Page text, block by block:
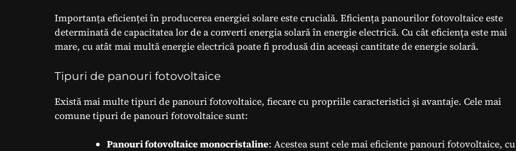
Importanța eficienței în producerea energiei solare este crucială. Eficiența panourilor fotovoltaice este
determinată de capacitatea lor de a converti energia solară în energie electrică. Cu cât eficiența este mai
mare, cu atât mai multă energie electrică poate fi produsă din aceeași cantitate de energie solară.
Tipuri de panouri fotovoltaice
Există mai multe tipuri de panouri fotovoltaice, fiecare cu propriile caracteristici și avantaje. Cele mai
comune tipuri de panouri fotovoltaice sunt:
Panouri fotovoltaice monocristaline: Acestea sunt cele mai eficiente panouri fotovoltaice, cu